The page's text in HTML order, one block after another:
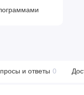
и ответы 0